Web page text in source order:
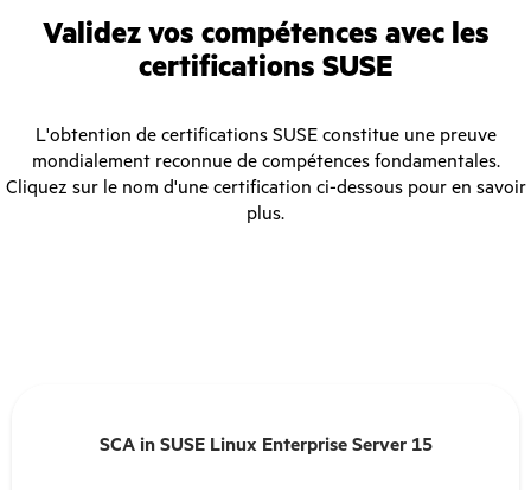
Validez vos compétences avec les
certifications SUSE
L'obtention de certifications SUSE constitue une preuve
mondialement reconnue de compétences fondamentales.
Cliquez sur le nom d'une certification ci-dessous pour en savoir
plus.
SCA in SUSE Linux Enterprise Server 15